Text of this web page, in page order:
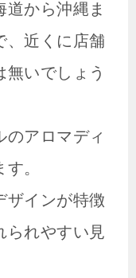
から沖縄ま
、近くに店舗
いでしょう
アロマディ
。
ザインが特徴
られやすい見